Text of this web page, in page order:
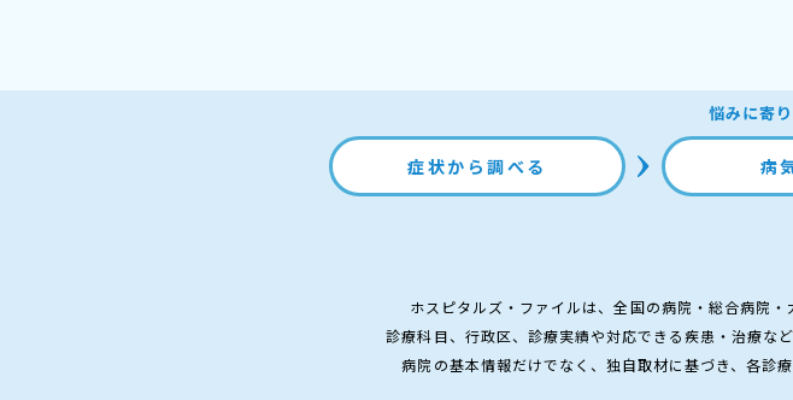
悩みに寄
症状から調べる 病
ホスピタルズ・ファイルは、全国の病院・総合病院
診療科目、行政区、診療実績や対応できる疾患・治療な
病院の基本情報だけでなく、独自取材に基づき、各診